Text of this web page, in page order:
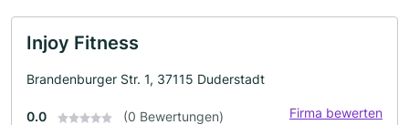
Injoy Fitness
Brandenburger Str. 1, 37115 Duderstadt
0.0 (0 Bewertungen) Firma bewerten